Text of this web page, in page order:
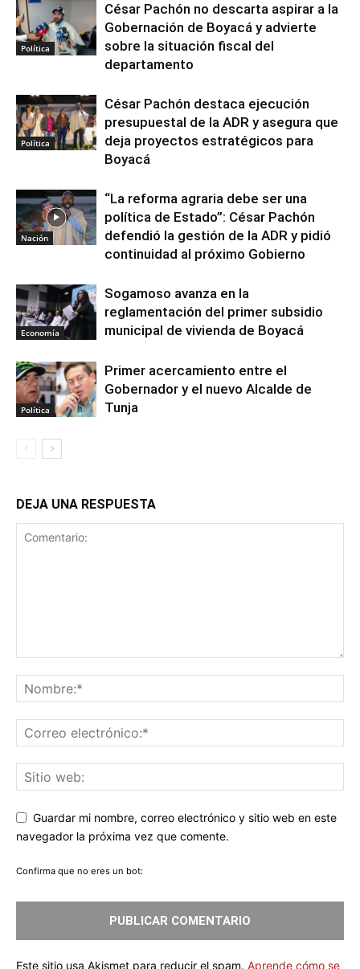
Política
César Pachón no descarta aspirar a la
Gobernación de Boyacá y advierte
sobre la situación fiscal del
departamento
Política
César Pachón destaca ejecución
presupuestal de la ADR y asegura que
deja proyectos estratégicos para
Boyacá
Nación
“La reforma agraria debe ser una
política de Estado”: César Pachón
defendió la gestión de la ADR y pidió
continuidad al próximo Gobierno
Economía
Sogamoso avanza en la
reglamentación del primer subsidio
municipal de vivienda de Boyacá
Política
Primer acercamiento entre el
Gobernador y el nuevo Alcalde de
Tunja
DEJA UNA RESPUESTA
Guardar mi nombre, correo electrónico y sitio web en este
navegador la próxima vez que comente.
Confirma que no eres un bot:
Este sitio usa Akismet para reducir el spam. Aprende cómo se